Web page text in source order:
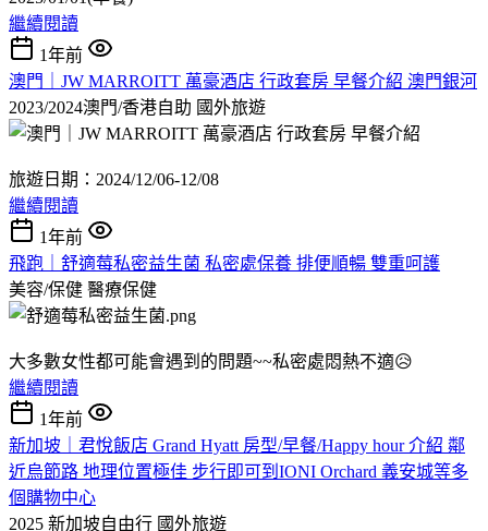
繼續閱讀
1年前
澳門｜JW MARROITT 萬豪酒店 行政套房 早餐介紹 澳門銀河
2023/2024澳門/香港自助 國外旅遊
旅遊日期：2024/12/06-12/08
繼續閱讀
1年前
飛跑｜舒適莓私密益生菌 私密處保養 排便順暢 雙重呵護
美容/保健 醫療保健
大多數女性都可能會遇到的問題~~私密處悶熱不適😥
繼續閱讀
1年前
新加坡｜君悅飯店 Grand Hyatt 房型/早餐/Happy hour 介紹 鄰
近烏節路 地理位置極佳 步行即可到IONI Orchard 義安城等多
個購物中心
2025 新加坡自由行 國外旅遊